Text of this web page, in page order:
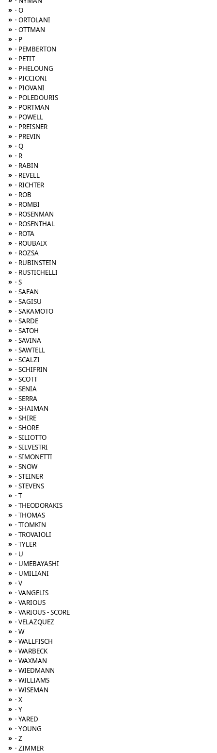
» · O
» · ORTOLANI
» · OTTMAN
» · P
» · PEMBERTON
» · PETIT
» · PHELOUNG
» · PICCIONI
» · PIOVANI
» · POLEDOURIS
» · PORTMAN
» · POWELL
» · PREISNER
» · PREVIN
» · Q
» · R
» · RABIN
» · REVELL
» · RICHTER
» · ROB
» · ROMBI
» · ROSENMAN
» · ROSENTHAL
» · ROTA
» · ROUBAIX
» · ROZSA
» · RUBINSTEIN
» · RUSTICHELLI
» · S
» · SAFAN
» · SAGISU
» · SAKAMOTO
» · SARDE
» · SATOH
» · SAVINA
» · SAWTELL
» · SCALZI
» · SCHIFRIN
» · SCOTT
» · SENIA
» · SERRA
» · SHAIMAN
» · SHIRE
» · SHORE
» · SILIOTTO
» · SILVESTRI
» · SIMONETTI
» · SNOW
» · STEINER
» · STEVENS
» · T
» · THEODORAKIS
» · THOMAS
» · TIOMKIN
» · TROVAIOLI
» · TYLER
» · U
» · UMEBAYASHI
» · UMILIANI
» · V
» · VANGELIS
» · VARIOUS
» · VARIOUS - SCORE
» · VELAZQUEZ
» · W
» · WALLFISCH
» · WARBECK
» · WAXMAN
» · WIEDMANN
» · WILLIAMS
» · WISEMAN
» · X
» · Y
» · YARED
» · YOUNG
» · Z
» · ZIMMER